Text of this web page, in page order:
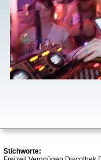
Stichworte: